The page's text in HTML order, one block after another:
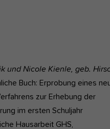
und Nicole Kienle, geb.
Buch: Erprobung eines
zur Erhebung der
im ersten Schuljahr
Hausarbeit GHS,